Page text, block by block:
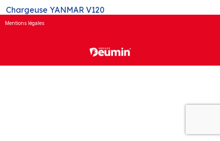
Chargeuse YANMAR V120
Mentions légales